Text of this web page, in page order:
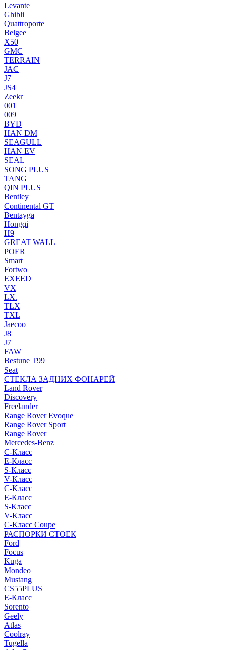
Levante
Ghibli
Quattroporte
Belgee
X50
GMC
TERRAIN
JAC
J7
JS4
Zeekr
001
009
BYD
HAN DM
SEAGULL
HAN EV
SEAL
SONG PLUS
TANG
QIN PLUS
Bentley
Continental GT
Bentayga
Hongqi
H9
GREAT WALL
POER
Smart
Fortwo
EXEED
VX
LX.
TLX
TXL
Jaecoo
J8
J7
FAW
Bestune T99
Seat
СТЕКЛА ЗАДНИХ ФОНАРЕЙ
Land Rover
Discovery
Freelander
Range Rover Evoque
Range Rover Sport
Range Rover
Mercedes-Benz
C-Класс
E-Класс
S-Класс
V-Класс
C-Класс
E-Класс
S-Класс
V-Класс
C-Класс Coupe
РАСПОРКИ СТОЕК
Ford
Focus
Kuga
Mondeo
Mustang
CS55PLUS
E-Класс
Sorento
Geely
Atlas
Coolray
Tugella